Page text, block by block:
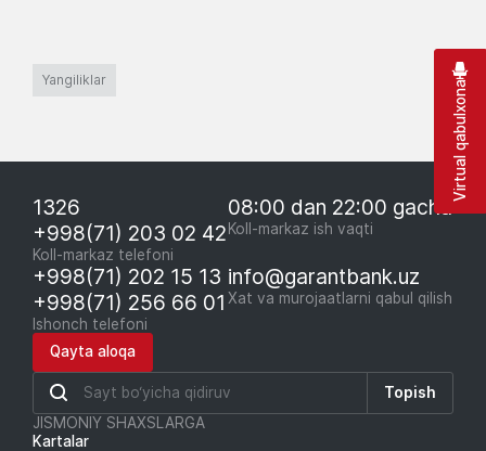
Yangiliklar
1326
+998(71) 203 02 42
Koll-markaz telefoni
08:00 dan 22:00 gacha
Koll-markaz ish vaqti
+998(71) 202 15 13
+998(71) 256 66 01
Ishonch telefoni
info@garantbank.uz
Xat va murojaatlarni qabul qilish
Qayta aloqa
Topish
JISMONIY SHAXSLARGA
Kartalar
Virtual qabulxona